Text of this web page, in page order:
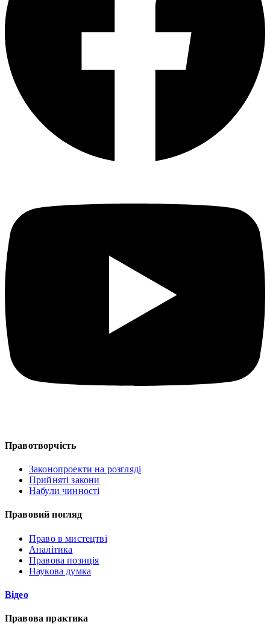
Правотворчість
Законопроекти на розгляді
Прийняті закони
Набули чинності
Правовий погляд
Право в мистецтві
Аналітика
Правова позиція
Наукова думка
Відео
Правова практика